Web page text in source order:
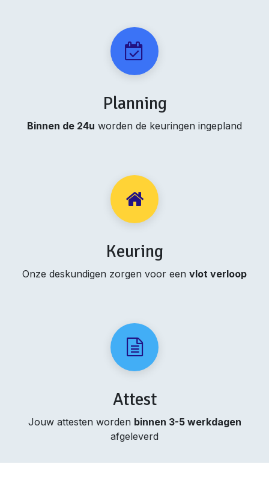
Planning
Binnen de 24u worden de keuringen ingepland
Keuring
Onze deskundigen zorgen voor een vlot verloop
Attest
Jouw attesten worden binnen 3-5 werkdagen
afgeleverd